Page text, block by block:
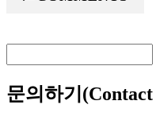
색
문의하기(Contact